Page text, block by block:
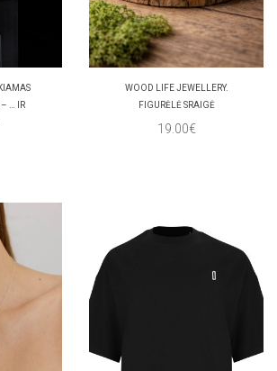
– … IR
WOOD LIFE JEWELLERY.
FIGURĖLĖ SRAIGĖ
19.00€